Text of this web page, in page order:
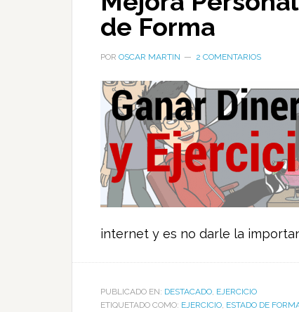
de Forma
POR OSCAR MARTIN 2 COMENTARIOS
internet y es no darle la
PUBLICADO EN: DESTACADO, EJERCICIO
ETIQUETADO COMO: EJERCICIO, ESTADO DE